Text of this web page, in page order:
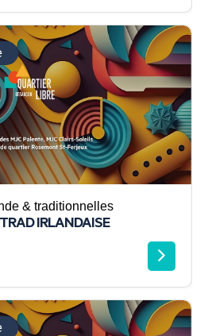
& traditionnelles
IRLANDAISE